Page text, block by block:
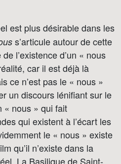
est plus désirable dans les
s’articule autour de cette
l’existence d’un « nous
car il est déjà là
ce n’est pas le « nous »
un discours lénifiant sur le
« nous » qui fait
qui existent à l’écart les
le « nous » existe
qu’il n’existe dans la
La Basilique de Saint-